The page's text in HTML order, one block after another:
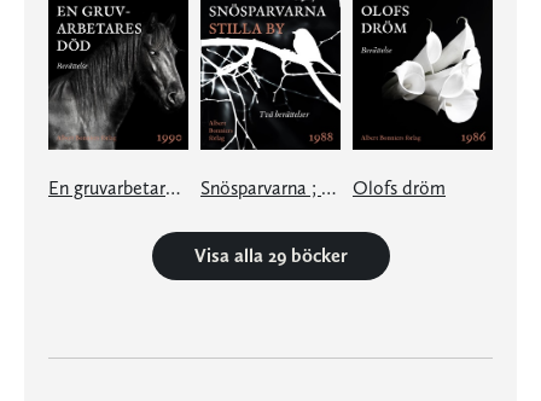
En gruvarbetares död Snösparvarna ; Stilla by Olofs dröm
Visa alla 29 böcker